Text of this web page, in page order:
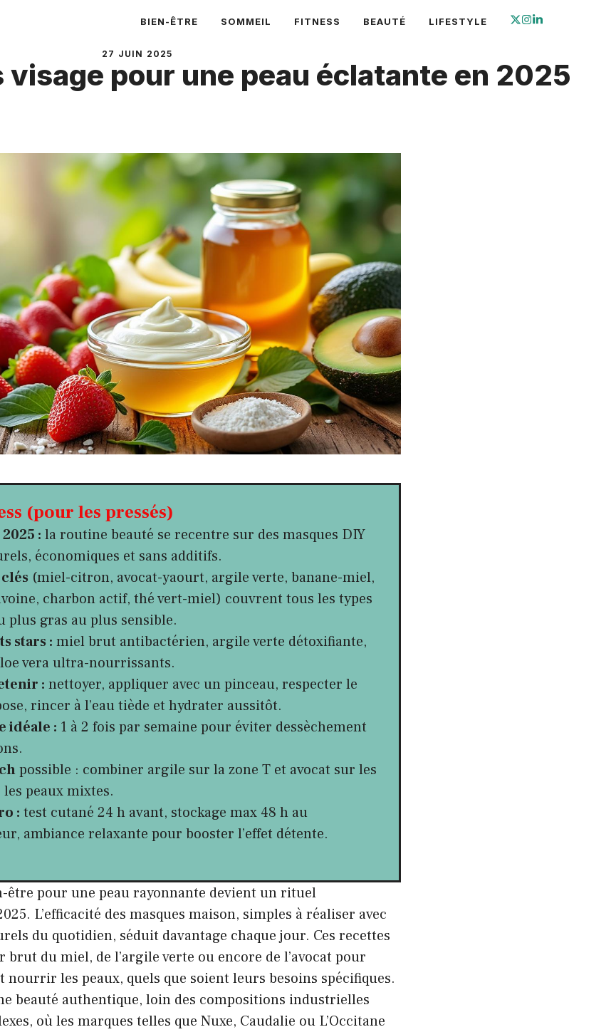
BIEN-ÊTRE SOMMEIL FITNESS BEAUTÉ LIFESTYLE
27 JUIN 2025
visage pour une peau éclatante en 2025
(pour les pressés)
: la routine beauté se recentre sur des masques DIY
économiques et sans additifs.
(miel-citron, avocat-yaourt, argile verte, banane-miel,
charbon actif, thé vert-miel) couvrent tous les types
plus gras au plus sensible.
stars : miel brut antibactérien, argile verte détoxifiante,
vera ultra-nourrissants.
: nettoyer, appliquer avec un pinceau, respecter le
rincer à l’eau tiède et hydrater aussitôt.
idéale : 1 à 2 fois par semaine pour éviter dessèchement
possible : combiner argile sur la zone T et avocat sur les
peaux mixtes.
: test cutané 24 h avant, stockage max 48 h au
ambiance relaxante pour booster l’effet détente.
pour une peau rayonnante devient un rituel
L’efficacité des masques maison, simples à réaliser avec
du quotidien, séduit davantage chaque jour. Ces recettes
du miel, de l’argile verte ou encore de l’avocat pour
les peaux, quels que soient leurs besoins spécifiques.
beauté authentique, loin des compositions industrielles
où les marques telles que Nuxe, Caudalie ou L’Occitane